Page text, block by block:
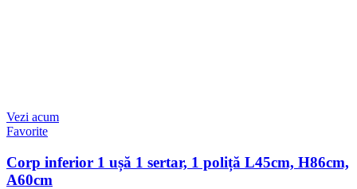
Vezi acum
Favorite
Corp inferior 1 ușă 1 sertar, 1 poliță L45cm, H86cm,
A60cm